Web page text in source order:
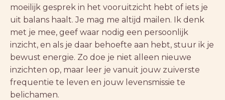
moeilijk gesprek in het vooruitzicht hebt of iets je
uit balans haalt. Je mag me altijd mailen. Ik denk
met je mee, geef waar nodig een persoonlijk
inzicht, en als je daar behoefte aan hebt, stuur ik je
bewust energie. Zo doe je niet alleen nieuwe
inzichten op, maar leer je vanuit jouw zuiverste
frequentie te leven en jouw levensmissie te
belichamen.